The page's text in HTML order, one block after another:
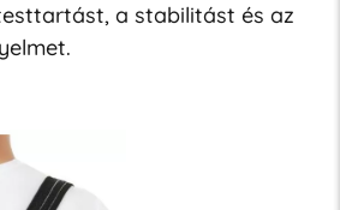
a stabilitást és az